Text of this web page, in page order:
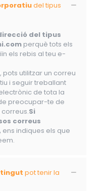
del tipus
del tipus
perquè tots els
els rebis al teu e-
pots utilitzar un correu
i seguir treballant
de tota la
preocupar-te de
Si
correus
ens indiques els que
pot tenir la